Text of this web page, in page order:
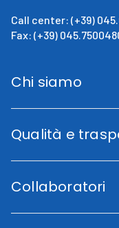
Call center: (+39)
Fax: (+39)
Chi siamo
San Giovanni Calabria
La direzione
Qualità e
Accreditamento
Indicatori di qualità
Codice etico
Collaboratori
Lavora con noi